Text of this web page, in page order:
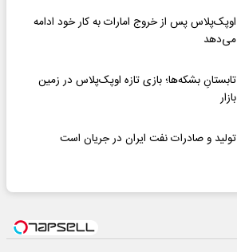
اوپک‌پلاس پس از خروج امارات به کار خود ادامه
می‌دهد
تابستانِ بشکه‌ها؛ بازی تازه اوپک‌پلاس در زمین
بازار
تولید و صادرات نفت ایران در جریان است